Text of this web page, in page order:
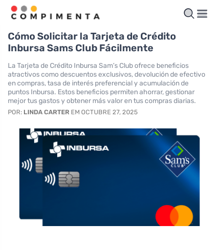
Cómo Solicitar la Tarjeta de Crédito
Inbursa Sams Club Fácilmente
La Tarjeta de Crédito Inbursa Sam’s Club ofrece beneficios
atractivos como descuentos exclusivos, devolución de efectivo
en compras, tasa de interés preferencial y acumulación de
puntos Inbursa. Estos beneficios permiten ahorrar, gestionar
mejor tus gastos y obtener más valor en tus compras diarias.
POR: LINDA CARTER EM OCTUBRE 27, 2025